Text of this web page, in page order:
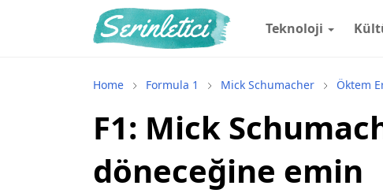
Teknoloji
Home Formula 1 Mick Schumacher Öktem
F1: Mick
döneceğine emin